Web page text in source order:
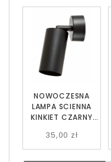
NOWOCZESNA
LAMPA SCIENNA
KINKIET CZARNY
35,00 zł